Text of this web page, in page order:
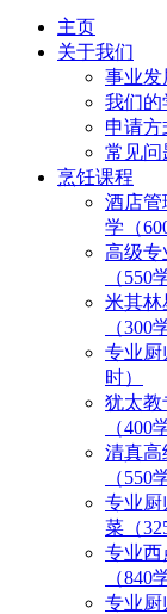
主页
关于我们
事业发
我们的
申请方
常见问
烹饪课程
酒店管
学（
高级专
（550
米其林
（300
专业厨
时）
犹太教
（400
清真高
（550
专业厨
菜（
专业西
（840
专业厨